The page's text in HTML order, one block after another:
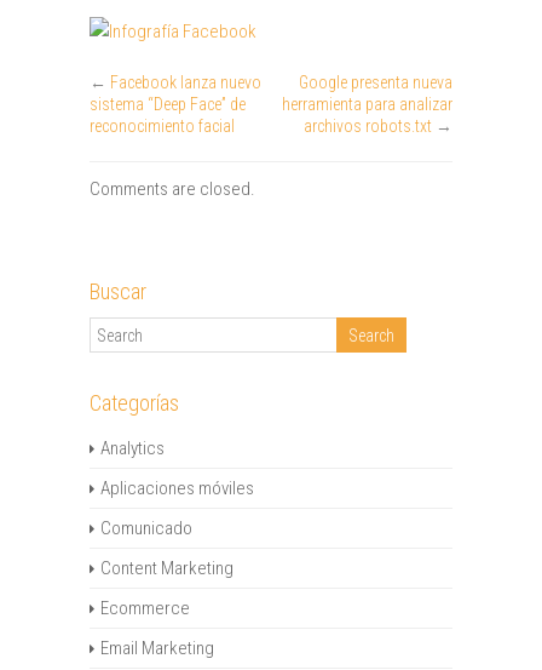
← Facebook lanza nuevo
sistema “Deep Face” de
reconocimiento facial
Google presenta nueva
herramienta para analizar
archivos robots.txt →
Comments are closed.
Buscar
Categorías
Analytics
Aplicaciones móviles
Comunicado
Content Marketing
Ecommerce
Email Marketing